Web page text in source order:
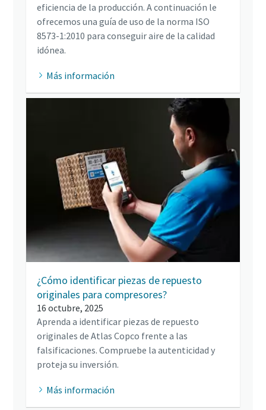
eficiencia de la producción. A continuación le
ofrecemos una guía de uso de la norma ISO
8573-1:2010 para conseguir aire de la calidad
idónea.
Más información
¿Cómo identificar piezas de repuesto
originales para compresores?
16 octubre, 2025
Aprenda a identificar piezas de repuesto
originales de Atlas Copco frente a las
falsificaciones. Compruebe la autenticidad y
proteja su inversión.
Más información